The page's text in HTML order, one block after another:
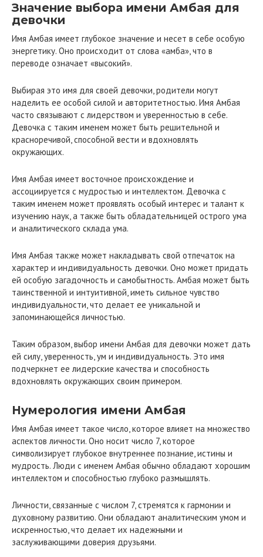
Значение выбора имени Амбая для
девочки
Имя Амбая имеет глубокое значение и несет в себе особую
энергетику. Оно происходит от слова «амба», что в
переводе означает «высокий».
Выбирая это имя для своей девочки, родители могут
наделить ее особой силой и авторитетностью. Имя Амбая
часто связывают с лидерством и уверенностью в себе.
Девочка с таким именем может быть решительной и
красноречивой, способной вести и вдохновлять
окружающих.
Имя Амбая имеет восточное происхождение и
ассоциируется с мудростью и интеллектом. Девочка с
таким именем может проявлять особый интерес и талант к
изучению наук, а также быть обладательницей острого ума
и аналитического склада ума.
Имя Амбая также может накладывать свой отпечаток на
характер и индивидуальность девочки. Оно может придать
ей особую загадочность и самобытность. Амбая может быть
таинственной и интуитивной, иметь сильное чувство
индивидуальности, что делает ее уникальной и
запоминающейся личностью.
Таким образом, выбор имени Амбая для девочки может дать
ей силу, уверенность, ум и индивидуальность. Это имя
подчеркнет ее лидерские качества и способность
вдохновлять окружающих своим примером.
Нумерология имени Амбая
Имя Амбая имеет такое число, которое влияет на множество
аспектов личности. Оно носит число 7, которое
символизирует глубокое внутреннее познание, истины и
мудрость. Люди с именем Амбая обычно обладают хорошим
интеллектом и способностью глубоко размышлять.
Личности, связанные с числом 7, стремятся к гармонии и
духовному развитию. Они обладают аналитическим умом и
искренностью, что делает их надежными и
заслуживающими доверия друзьями.